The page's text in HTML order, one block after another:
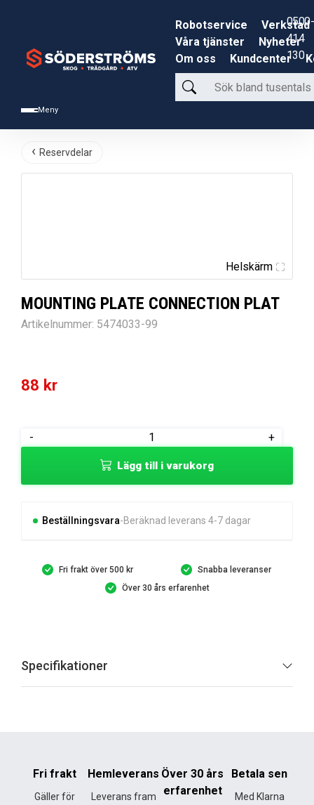
Meny
Robotservice
Verkstad
Våra tjänster
Nyheter
Om oss
Kundcenter
Sök
bland
produkter
0500-
414
130
Reservdelar
Helskärm
MOUNTING PLATE CONNECTION PLAT
Artikelnummer: 5474033-99
88 kr
-
MOUNTING
PLAT
+
Lägg till i varukorg
Beställningsvara Beräknad leverans 4-7 dagar
Fri frakt över 500 kr
Snabba leveranser
Över 30 års erfarenhet
Specifikationer
Fri frakt
Gäller för
Hemleverans
Leverans fram
Över 30 års
erfarenhet
Betala sen
Med Klarna